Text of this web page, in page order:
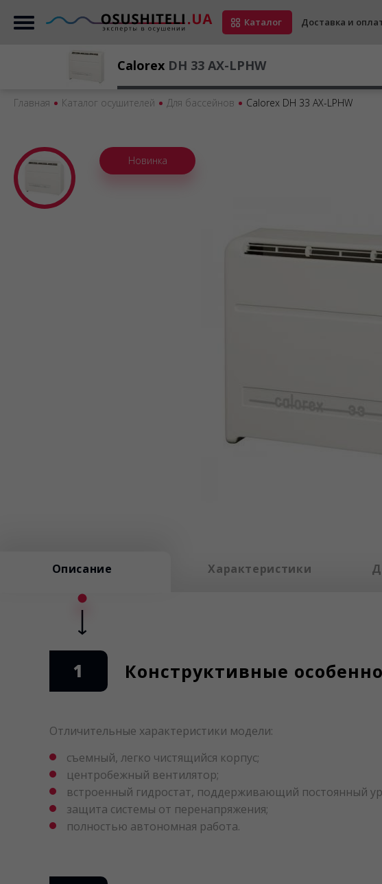
Каталог Доставка и
Главная Каталог осушителей Для бассейнов Calorex DH 33 AX-LPHW
Calorex DH 33 AX-LPHW
Новинка
Описание Характеристики
1 Конструктивные
Отличительные характеристики модели:
съемный, легко чистящийся корпус;
центробежный вентилятор;
встроенный гидростат, поддерживающий постоянный
защита системы от перенапряжения;
полностью автономная работа.